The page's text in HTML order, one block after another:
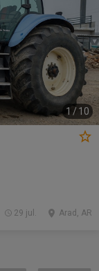
1 /10
Arad, AR
29 jul.